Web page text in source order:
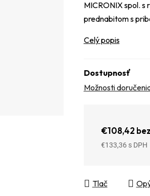
MICRONIX spol.
prednabitom s
Celý popis
Dostupnosť
Možnosti
€108,42
€133,36
Tlač